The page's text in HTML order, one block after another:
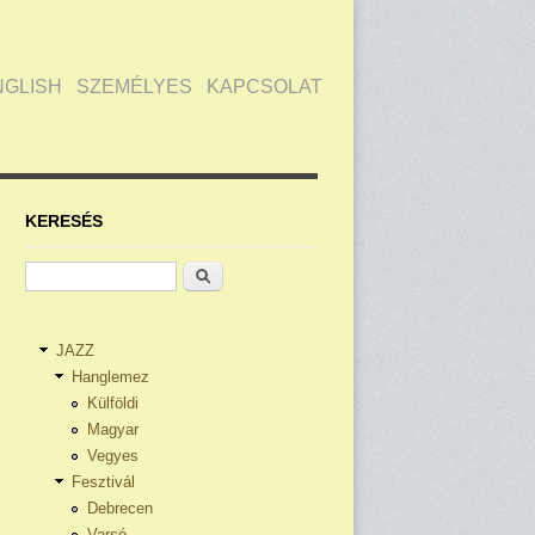
SZEMÉLYES KAPCSOLAT
KERESÉS
Keresés
JAZZ
Hanglemez
Külföldi
Magyar
Vegyes
Fesztivál
Debrecen